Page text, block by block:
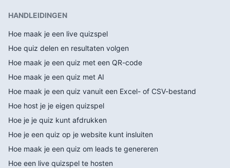
HANDLEIDINGEN
Hoe maak je een live quizspel
Hoe quiz delen en resultaten volgen
Hoe maak je een quiz met een QR-code
Hoe maak je een quiz met AI
Hoe maak je een quiz vanuit een Excel- of CSV-bestand
Hoe host je je eigen quizspel
Hoe je je quiz kunt afdrukken
Hoe je een quiz op je website kunt insluiten
Hoe maak je een quiz om leads te genereren
Hoe een live quizspel te hosten